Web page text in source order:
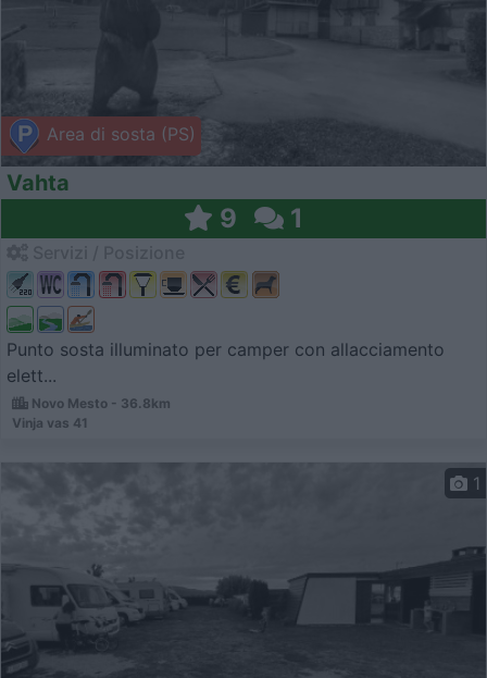
Area di sosta (PS)
Vahta
9 1
Punto sosta illuminato per camper con allacciamento
elett...
Novo Mesto - 36.8km
Vinja vas 41
1